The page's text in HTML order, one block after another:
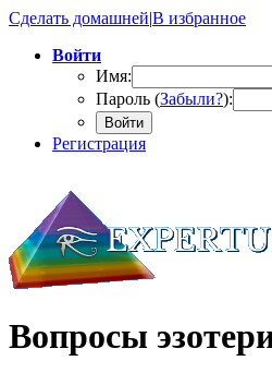
Сделать домашней|В избранное
Войти
Имя:
Пароль (Забыли?):
Войти
Регистрация
Вопросы